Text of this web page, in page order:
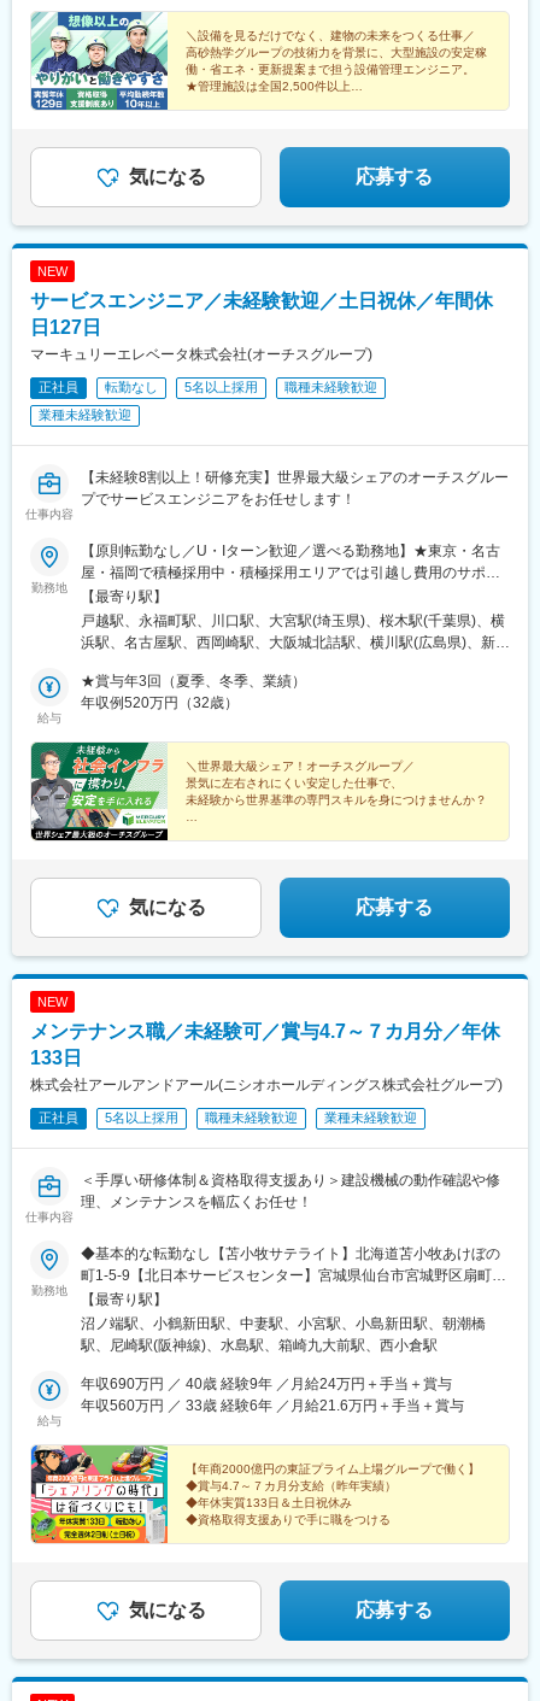
中四国支店広島県／岡山県／香川県■九州支店福岡県／大分県／沖
縄県
五反田駅、東千葉駅、近鉄名古屋駅、大江橋駅、立町駅、祇園駅
(福岡県)
方】月給27万円～40万円＋各種手当・資格手当※設備管理・施工
管理の実務経験に加え、保全計画、修繕提案、協力会社管理、顧
客対応などの経験をお持ちの方を想定しています。 【設備管理・
ビルメンテナンス等の経験を活かしてスタートされる方】月給24
万7,500円～＋各種手当・資格手当※ビルメンテナンス、設備管
ています。
＼設備を見るだけでなく、建物の未来をつくる仕事／
高砂熱学グループの技術力を背景に、大型施設の安定稼
働・省エネ・更新提案まで担う設備管理エンジニア。
★管理施設は全国2,500件以上
気になる 応募する
NEW
サービスエンジニア／未経験歓迎／土日祝休／年間休
日127日
マーキュリーエレベータ株式会社(オーチスグループ)
正社員 転勤なし 5名以上採用
職種未経験歓迎
業種未経験歓迎
仕事内容
【未経験8割以上！研修充実】世界最大級シェアのオーチスグルー
プでサービスエンジニアをお任せします！
勤務地
【原則転勤なし／U・Iターン歓迎／選べる勤務地】★東京・名古
屋・福岡で積極採用中・積極採用エリアでは引越し費用のサポー
トあり（U・Iターン支援）・転居等の支援も、応相談（会社規定
あり）※将来的に転勤の可能性はありますが、本人と協議の上決定
します＜首都圏＞・東京都品川区、杉並区・埼玉県川口市、さい
支店はエレベーターメンテナンス経験者のみの募集＜群馬県＞・
高崎市＜愛知県＞・名古屋市、岡崎市＜大阪府＞・大阪市＜広島
＜熊本県＞・熊本市中央区＜大分県＞・大分市※各拠点の住所・交
通アクセスは下記＜勤務地一覧＞からご確認いただけます※充足状
況によっては募集が停止している勤務地もございますので、詳細
はお問い合わせください※受動喫煙対策：屋内禁煙、喫煙所あり
（拠点による）
【最寄り駅】
戸越駅、永福町駅、川口駅、大宮駅(埼玉県)、桜木駅(千葉県)、横
浜駅、名古屋駅、西岡崎駅、大阪城北詰駅、横川駅(広島県)、新山
駅、九品寺交差点駅、大分駅、さっぽろ駅、高崎問屋町駅、戸越
銀座駅、平沼橋駅、京橋駅(大阪府)、横川駅、西鉄千早駅、春日駅
スパーク駅、三滝駅、千早駅、水道町駅、大通駅
給与
★賞与年3回（夏季、冬季、業績）
年収例520万円（32歳）
＼世界最大級シェア！オーチスグループ／
景気に左右されにくい安定した仕事で、
未経験から世界基準の専門スキルを身につけませんか？
気になる 応募する
NEW
メンテナンス職／未経験可／賞与4.7～７カ月分／年休
133日
株式会社アールアンドアール(ニシオホールディングス株式会社グループ)
正社員 5名以上採用 職種未経験歓迎 業種未経験歓迎
仕事内容
＜手厚い研修体制＆資格取得支援あり＞建設機械の動作確認や修
理、メンテナンスを幅広くお任せ！
勤務地
◆基本的な転勤なし【苫小牧サテライト】北海道苫小牧あけぼの
町1-5-9【北日本サービスセンター】宮城県仙台市宮城野区扇町3-
4-39【つくばサテライト】茨城県常総市中妻町611-5【多摩出張
所】東京都八王子市石川町930番地1【神奈川営業所】神奈川県川
崎市川崎区塩浜2-7-17【大阪営業所】大阪府大阪市港区福崎3-1-
22【水島営業所】岡山県倉敷市南畝2丁目22－1【福岡営業所】福
岡県福岡市東区箱崎ふ頭1-4-38【北九州サテライト】福岡県北九
あり
【最寄り駅】
沼ノ端駅、小鶴新田駅、中妻駅、小宮駅、小島新田駅、朝潮橋
駅、尼崎駅(阪神線)、水島駅、箱崎九大前駅、西小倉駅
給与
年収690万円 ／ 40歳 経験9年 ／月給24万円＋手当＋賞与
年収560万円 ／ 33歳 経験6年 ／月給21.6万円＋手当＋賞与
【年商2000億円の東証プライム上場グループで働く】
◆賞与4.7～７カ月分支給（昨年実績）
◆年休実質133日＆土日祝休み
◆資格取得支援ありで手に職をつける
気になる 応募する